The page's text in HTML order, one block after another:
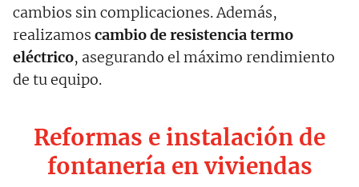
cambios sin complicaciones. Además,
realizamos cambio de resistencia termo
eléctrico, asegurando el máximo rendimiento
de tu equipo.
Reformas e instalación de
fontanería en viviendas